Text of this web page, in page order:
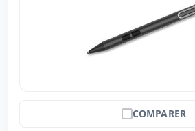
COMPARER